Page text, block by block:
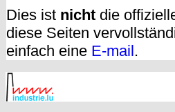
Dies ist nicht die
diese Seiten
einfach eine E-mail.